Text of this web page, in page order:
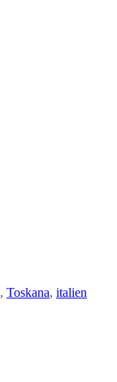
, Toskana, italien